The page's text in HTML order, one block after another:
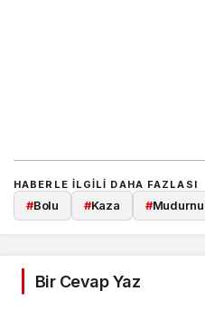
HABERLE ILGILI DAHA FAZLASI
#Bolu #Kaza #Mudurnu
Bir Cevap Yaz